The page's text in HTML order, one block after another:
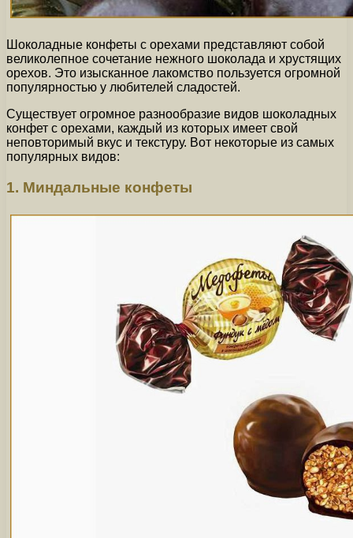
Шоколадные конфеты с орехами представляют собой
великолепное сочетание нежного шоколада и хрустящих
орехов. Это изысканное лакомство пользуется огромной
популярностью у любителей сладостей.
Существует огромное разнообразие видов шоколадных
конфет с орехами, каждый из которых имеет свой
неповторимый вкус и текстуру. Вот некоторые из самых
популярных видов:
1. Миндальные конфеты